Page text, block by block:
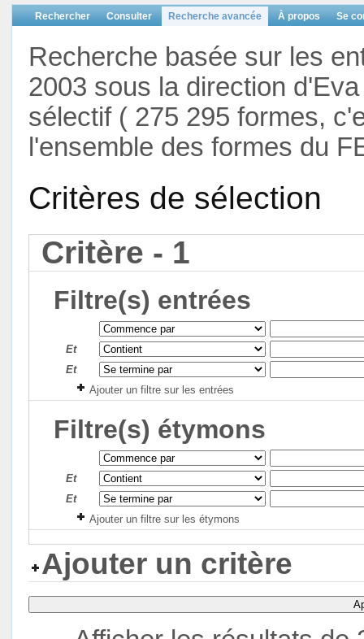
Rechercher Consulter Recherche avancée À propos Se
Recherche basée sur les
2003 sous la direction
sélectif ( 275 295 formes,
l'ensemble des formes du
Critères de sélection
Critère - 1
Filtre(s) entrées
Et
Et
Ajouter un filtre sur les entrées
Filtre(s) étymons
Et
Et
Ajouter un filtre sur les étymons
Ajouter un critère